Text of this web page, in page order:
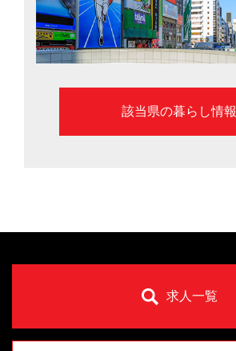
中心に掲載しています
該当県の暮らし情報
求人一覧